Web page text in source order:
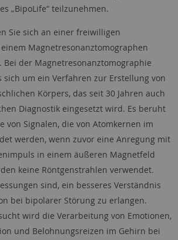
„BipoLife“ teilzunehmen.
Sie sich an einer freiwilligen
Magnetresonanztomographen
Bei der Magnetresonanztomographie
sich um ein Verfahren zur Erstellung von
Körpers, das seit 30 Jahren auch
Diagnostik eingesetzt wird. Es beruht
von Signalen, die von Atomkernen im
werden, wenn zuvor eine Anregung mit
in einem äußeren Magnetfeld
keine Röntgenstrahlen verwendet.
sind, ein besseres Verständnis
bei bipolarer Störung zu erlangen.
wird die Verarbeitung von Emotionen,
und Belohnungsreizen im Gehirn bei